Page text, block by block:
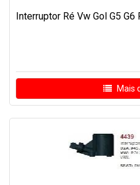
Interruptor Ré Vw Gol G5 G6
Mais